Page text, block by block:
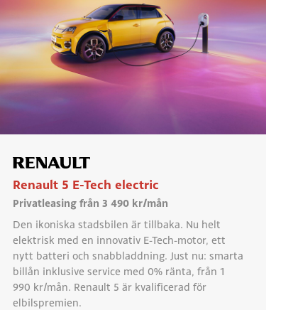
Renault 5 E-Tech electric
Privatleasing från 3 490 kr/mån
Den ikoniska stadsbilen är tillbaka. Nu helt
elektrisk med en innovativ E-Tech-motor, ett
nytt batteri och snabbladdning. Just nu: smarta
billån inklusive service med 0% ränta, från 1
990 kr/mån. Renault 5 är kvalificerad för
elbilspremien.